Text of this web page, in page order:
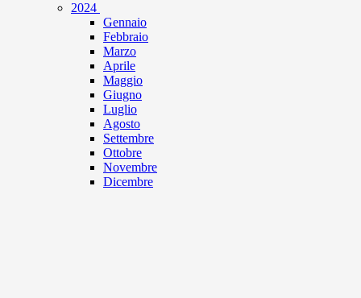
2024
Gennaio
Febbraio
Marzo
Aprile
Maggio
Giugno
Luglio
Agosto
Settembre
Ottobre
Novembre
Dicembre